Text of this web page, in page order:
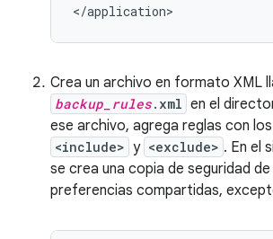
</application>
Crea un archivo en formato XML
backup_rules.xml en el
ese archivo, agrega reglas con
<include> y <exclude> . En el
se crea una copia de seguridad
preferencias compartidas,